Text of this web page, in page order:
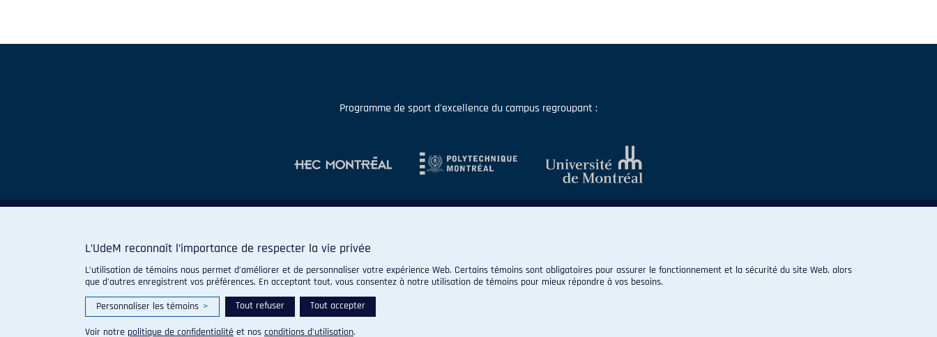
Programme de sport d'excellence du campus regroupant :
© 2026 Carabins de l'Université de Montréal. Tous droits réservés.
L’UdeM reconnaît l’importance de respecter la vie privée
L’utilisation de témoins nous permet d’améliorer et de personnaliser votre expérience Web. Certains témoins sont obligatoires pour assurer le fonctionnement et la sécurité du site Web, alors
que d’autres enregistrent vos préférences. En acceptant tout, vous consentez à notre utilisation de témoins pour mieux répondre à vos besoins.
Personnaliser les témoins > Tout refuser Tout accepter
Voir notre politique de confidentialité et nos conditions d’utilisation.